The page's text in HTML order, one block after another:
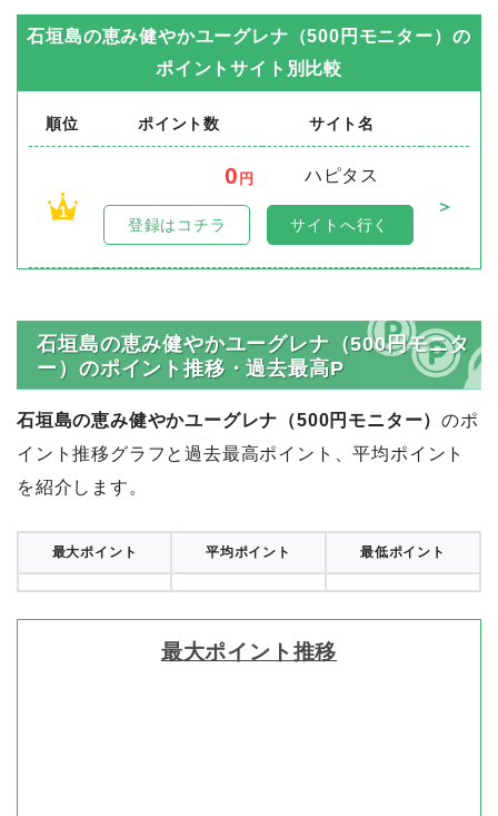
石垣島の恵み健やかユーグレナ（500円モニター） の
ポイントサイト別比較
順位 ポイント数 サイト名
1
0 円
ハピタス
＞
登録はコチラ サイトへ行く
石垣島の恵み健やかユーグレナ（500円モニタ
ー）のポイント推移・過去最高P
石垣島の恵み健やかユーグレナ（500円モニター）のポ
イント推移グラフと過去最高ポイント、平均ポイント
を紹介します。
最大ポイント 平均ポイント 最低ポイント
最大ポイント推移